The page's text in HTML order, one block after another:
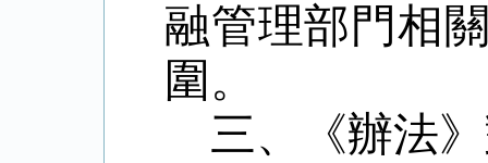
融管理部門相
圍。
三、《辦法